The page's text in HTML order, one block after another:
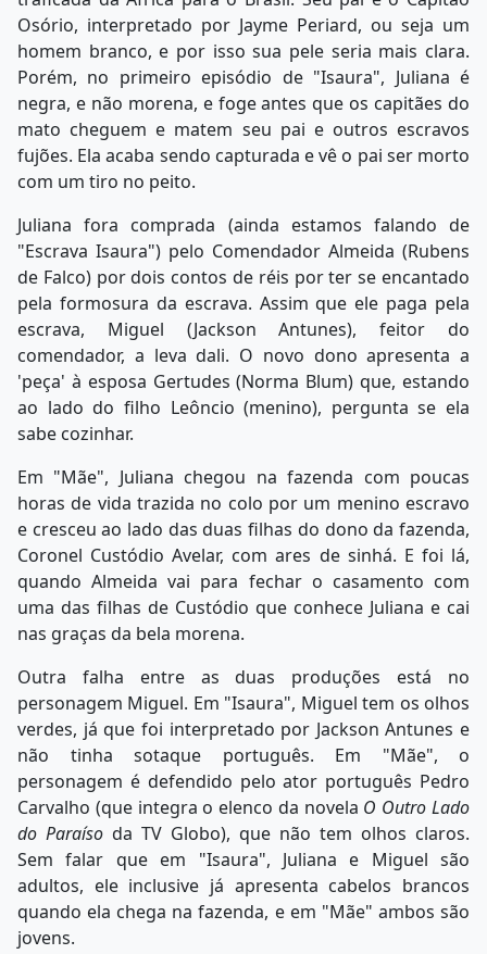
Osório, interpretado por Jayme Periard, ou seja um
homem branco, e por isso sua pele seria mais clara.
Porém, no primeiro episódio de "Isaura", Juliana é
negra, e não morena, e foge antes que os capitães do
mato cheguem e matem seu pai e outros escravos
fujões. Ela acaba sendo capturada e vê o pai ser morto
com um tiro no peito.
Juliana fora comprada (ainda estamos falando de
"Escrava Isaura") pelo Comendador Almeida (Rubens
de Falco) por dois contos de réis por ter se encantado
pela formosura da escrava. Assim que ele paga pela
escrava, Miguel (Jackson Antunes), feitor do
comendador, a leva dali. O novo dono apresenta a
'peça' à esposa Gertudes (Norma Blum) que, estando
ao lado do filho Leôncio (menino), pergunta se ela
sabe cozinhar.
Em "Mãe", Juliana chegou na fazenda com poucas
horas de vida trazida no colo por um menino escravo
e cresceu ao lado das duas filhas do dono da fazenda,
Coronel Custódio Avelar, com ares de sinhá. E foi lá,
quando Almeida vai para fechar o casamento com
uma das filhas de Custódio que conhece Juliana e cai
nas graças da bela morena.
Outra falha entre as duas produções está no
personagem Miguel. Em "Isaura", Miguel tem os olhos
verdes, já que foi interpretado por Jackson Antunes e
não tinha sotaque português. Em "Mãe", o
personagem é defendido pelo ator português Pedro
Carvalho (que integra o elenco da novela O Outro Lado
do Paraíso da TV Globo), que não tem olhos claros.
Sem falar que em "Isaura", Juliana e Miguel são
adultos, ele inclusive já apresenta cabelos brancos
quando ela chega na fazenda, e em "Mãe" ambos são
jovens.